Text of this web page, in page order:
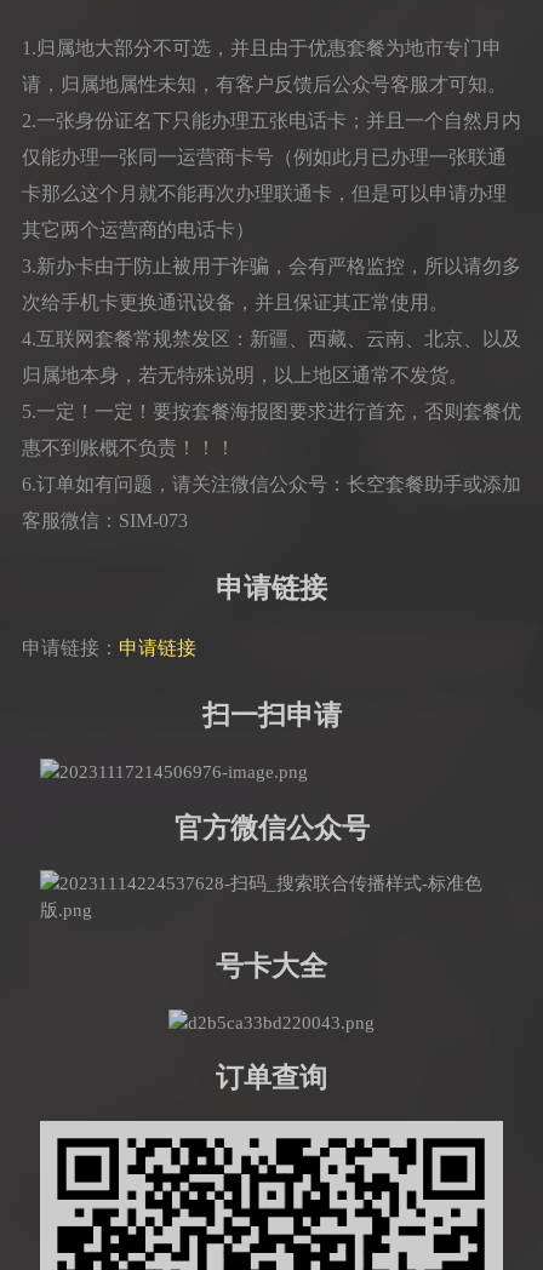
1.归属地大部分不可选，并且由于优惠套餐为地市专门申
请，归属地属性未知，有客户反馈后公众号客服才可知。
2.一张身份证名下只能办理五张电话卡；并且一个自然月内
仅能办理一张同一运营商卡号（例如此月已办理一张联通
卡那么这个月就不能再次办理联通卡，但是可以申请办理
其它两个运营商的电话卡）
3.新办卡由于防止被用于诈骗，会有严格监控，所以请勿多
次给手机卡更换通讯设备，并且保证其正常使用。
4.互联网套餐常规禁发区：新疆、西藏、云南、北京、以及
归属地本身，若无特殊说明，以上地区通常不发货。
5.一定！一定！要按套餐海报图要求进行首充，否则套餐优
惠不到账概不负责！！！
6.订单如有问题，请关注微信公众号：长空套餐助手或添加
客服微信：SIM-073
申请链接
申请链接： 申请链接
扫一扫申请
官方微信公众号
号卡大全
订单查询